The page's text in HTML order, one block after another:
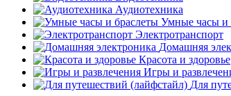
Аудиотехника
Умные часы и
Электротранспорт
Домашняя
Красота и здоровье
Игры и
Для